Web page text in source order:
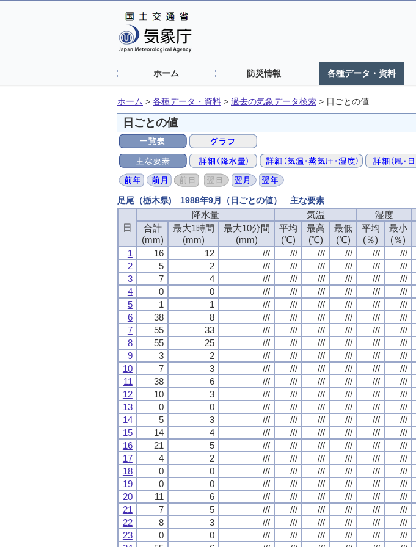
ホーム 防災情報 各種データ・資料
ホーム > 各種データ・資料 > 過去の気象データ検索 > 日ごとの値
日ごとの値
足尾（栃木県) 1988年9月（日ごとの値） 主な要素
日
降水量 気温 湿度
合計
(mm)
最大1時間
(mm)
最大10分間
(mm)
平均
(℃)
最高
(℃)
最低
(℃)
平均
(％)
最小
(％)
1
16 12 /// /// /// /// /// ///
2
5 2 /// /// /// /// /// ///
3
7 4 /// /// /// /// /// ///
4
0 0 /// /// /// /// /// ///
5
1 1 /// /// /// /// /// ///
6
38 8 /// /// /// /// /// ///
7
55 33 /// /// /// /// /// ///
8
55 25 /// /// /// /// /// ///
9
3 2 /// /// /// /// /// ///
10
7 3 /// /// /// /// /// ///
11
38 6 /// /// /// /// /// ///
12
10 3 /// /// /// /// /// ///
13
0 0 /// /// /// /// /// ///
14
5 3 /// /// /// /// /// ///
15
14 4 /// /// /// /// /// ///
16
21 5 /// /// /// /// /// ///
17
4 2 /// /// /// /// /// ///
18
0 0 /// /// /// /// /// ///
19
0 0 /// /// /// /// /// ///
20
11 6 /// /// /// /// /// ///
21
7 5 /// /// /// /// /// ///
22
8 3 /// /// /// /// /// ///
23
0 0 /// /// /// /// /// ///